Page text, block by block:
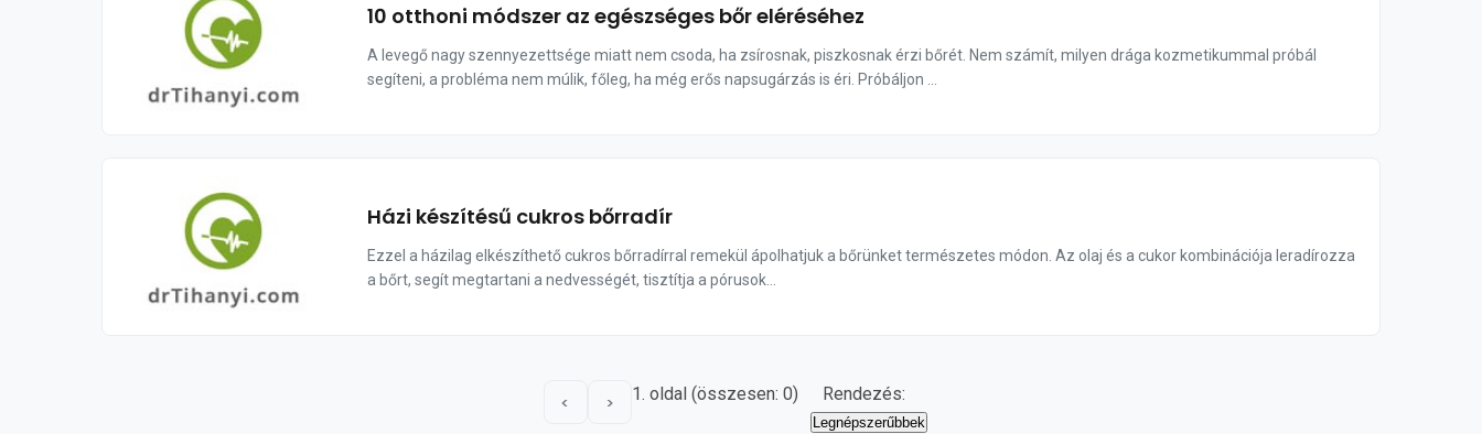
10 otthoni módszer az egészséges bőr eléréséhez
A levegő nagy szennyezettsége miatt nem csoda, ha zsírosnak, piszkosnak érzi bőrét. Nem számít, milyen drága kozmetikummal próbál
segíteni, a probléma nem múlik, főleg, ha még erős napsugárzás is éri. Próbáljon ...
Házi készítésű cukros bőrradír
Ezzel a házilag elkészíthető cukros bőrradírral remekül ápolhatjuk a bőrünket természetes módon. Az olaj és a cukor kombinációja leradírozza
a bőrt, segít megtartani a nedvességét, tisztítja a pórusok...
< > 1. oldal (összesen: 0) Rendezés: